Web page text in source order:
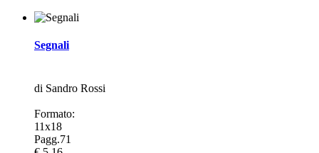
Segnali
di Sandro Rossi
Formato:
11x18
Pagg.71